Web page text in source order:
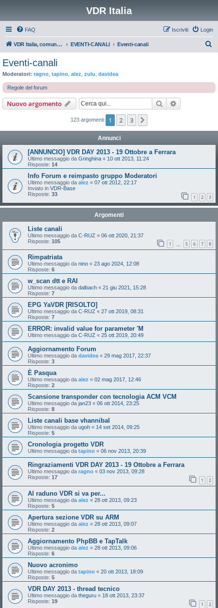
VDR Italia
FAQ Login
Iscriviti
VDR Italia, comunità italiana utilizzatori VDR EVENTI-CANALI Eventi-canali
a
Eventi-canali
Moderatori: ragno tapino alez zulu davidea
Regole del forum
Nuovo argomento Cerca
123 argomenti 1 2 3
Annunci
[ANNUNCIO] VDR DAY 2013 - 19 Ottobre a Ferrara
Ultimo messaggio da Gringhina « 10 ott 2013, 11:24
Risposte: 14
Info Forum e reimpasto gruppo Moderatori
Ultimo messaggio da alez « 07 ott 2012, 22:17
Inviato in VDR-Base
Risposte: 33 1 2 3
Argomenti
Liste canali
Ultimo messaggio da C-RUZ « 06 ott 2020, 21:37
Risposte: 105 1 5 6 7 8
Rimpatriata
Ultimo messaggio da nino « 23 ago 2024, 12:08
Risposte: 6
w_scan dtt e RAI
Ultimo messaggio da dalbach « 21 giu 2021, 15:28
Risposte: 7
EPG YaVDR [RISOLTO]
Ultimo messaggio da C-RUZ « 27 ott 2019, 08:31
Risposte: 7
ERROR: invalid value for parameter 'M
Ultimo messaggio da C-RUZ « 25 ott 2019, 20:49
Aggiornamento Forum
Ultimo messaggio da davidea « 29 mag 2017, 22:37
Risposte: 3
È Pasqua
Ultimo messaggio da alez « 02 mag 2017, 12:46
Risposte: 2
Scansione transponder con tecnologia ACM VCM
Ultimo messaggio da jan23 « 06 ott 2014, 23:25
Risposte: 8
Liste canali base vhannibal
Ultimo messaggio da ugoh « 14 set 2014, 09:25
Risposte: 5
Cronologia progetto VDR
Ultimo messaggio da tapino « 06 nov 2013, 20:39
Ringraziamenti VDR DAY 2013 - 19 Ottobre a Ferrara
Ultimo messaggio da ragno « 03 nov 2013, 09:28
Risposte: 17 1 2
Al raduno VDR si va per...
Ultimo messaggio da alez « 28 ott 2013, 09:23
Risposte: 5
Apertura sezione VDR su ARM
Ultimo messaggio da alez « 28 ott 2013, 09:07
Risposte: 2
Aggiornamento PhpBB e TapTalk
Ultimo messaggio da alez « 28 ott 2013, 09:06
Risposte: 6
Nuovo acronimo
Ultimo messaggio da tapino « 20 ott 2013, 18:09
Risposte: 5
VDR DAY 2013 - thread tecnico
Ultimo messaggio da theguru « 18 ott 2013, 23:37
Risposte: 19 1 2